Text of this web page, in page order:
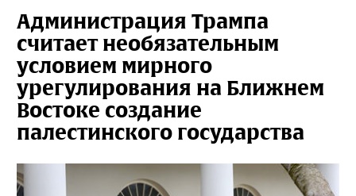
Администрация Трампа
считает необязательным
условием мирного
урегулирования на Ближнем
Востоке создание
палестинского государства